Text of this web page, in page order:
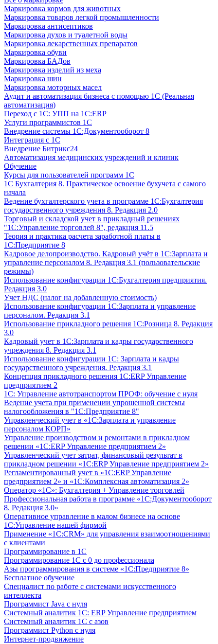
Маркировка кормов для животных
Маркировка товаров легкой промышленности
Маркировка антисептиков
Маркировка духов и туалетной воды
Маркировка лекарственных препаратов
Маркировка обуви
Маркировка БАДов
Маркировка изделий из меха
Маркировка шин
Маркировка моторных масел
Аудит и автоматизация бизнеса с помощью 1С (Реальная
автоматизация)
Переход с 1С: УПП на 1С:ERP
Услуги программистов 1С
Внедрение системы 1С:Документооборот 8
Интеграция с 1С
Внедрение Битрикс24
Автоматизация медицинских учреждений и клиник
Обучение
Курсы для пользователей программ 1С
1С Бухгалтерия 8. Практическое освоение бухучета с самого
начала
Ведение бухгалтерского учета в программе 1С:Бухгалтерия
государственного учреждения 8. Редакция 2.0
Торговый и складской учет в прикладный решениях
"1С:Управление торговлей 8", редакция 11.5
Теория и практика расчета заработной платы в
1С:Предприятие 8
Кадровое делопроизводство. Кадровый учёт в 1С:Зарплата и
управление персоналом 8. Редакция 3.1 (пользовательские
режимы)
Использование конфигурации 1С:Бухгалтерия предприятия.
Редакция 3.0
Учет НДС (налог на добавленную стоимость)
Использование конфигурации 1С:Зарплата и управление
персоналом. Редакция 3.1
Использование прикладного решения 1С:Розница 8. Редакция
3.0
Кадровый учет в 1С:Зарплата и кадры государственного
учреждения 8. Редакция 3.1
Использование конфигурации ‎1С: Зарплата и кадры
государственного учреждения. Редакция 3.1
Концепция прикладного решения 1С:ERP Управление
предприятием 2
1С: Управление автотранспортом ПРОФ: обучение с нуля
Ведение учета при применении упрощенной системы
налогообложения в "1С:Предприятие 8"
Управленческий учет в «1C:Зарплата и управление
персоналом КОРП»
Управление производством и ремонтами в прикладном
решении «1С:ERP Управление предприятием 2»
Управленческий учет затрат, финансовый результат в
прикладном решении «1С:ERP Управление предприятием 2»
Регламентированный учет в «1С:ERP Управление
предприятием 2» и «1С:Комплексная автоматизация 2»
Оператор «1С»: Бухгалтерия + Управление торговлей
Профессиональная работа в программе «1С:Документооборот
8. Редакция 3.0»
Оперативное управление в малом бизнесе на основе
1С:Управление нашей фирмой
Применение «1С:CRM» для управления взаимоотношениями
с клиентами
Программирование в 1С
Программирование 1С с 0 до профессионала
Азы программирования в системе «1С:Предприятие 8»
Бесплатное обучение
Специалист по работе с системами искусственного
интеллекта
Программист Java с нуля
Системный аналитик 1С: ERP Управление предприятием
Системный аналитик 1С с азов
Программист Python с нуля
Интернет-продвижение